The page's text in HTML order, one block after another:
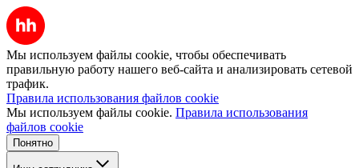
Мы используем файлы cookie, чтобы обеспечивать
правильную работу нашего веб-сайта и анализировать сетевой
трафик.
Правила использования файлов cookie
Мы используем файлы cookie. Правила использования
файлов cookie
Понятно